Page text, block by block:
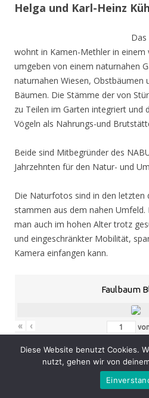
Helga und Karl-Heinz
wohnt in Kamen-Methler in einem
umgeben von einem naturnahen
naturnahen Wiesen, Obstbäumen
Bäumen. Die Stämme der von
zu Teilen im Garten integriert und
Vögeln als Nahrungs-und
Beide sind Mitbegründer des
Jahrzehnten für den Natur- und
Die Naturfotos sind in den letzten
stammen aus dem nahen Umfeld.
man auch im hohen Alter trotz
und eingeschränkter Mobilität,
Kamera einfangen kann.
Faulbaum
« ‹
: Donnerstag 05.11.20,
: 05.11. – 07.02.21, geöffnet
Diese Website benutzt Cookies.
nutzt, gehen wir von